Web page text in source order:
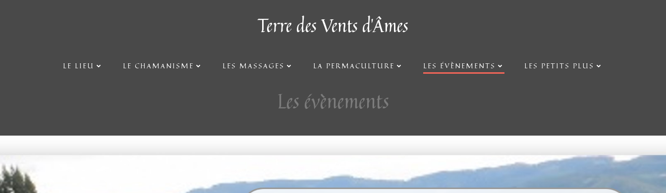
Terre des Vents d'Âmes
LE LIEU LE CHAMANISME LES MASSAGES LA PERMACULTURE LES ÉVÈNEMENTS LES PETITS PLUS
Les évènements
Les évènements